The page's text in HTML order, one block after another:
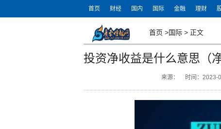
首页 财经 国内 国际 金融 理财
首页 >国际 > 正文
投资净收益是什么意思（
来源： 时间：2023-